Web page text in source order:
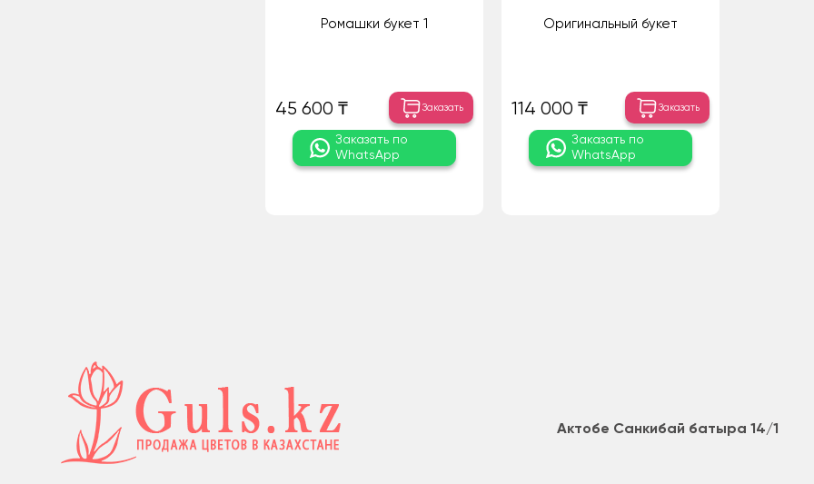
Ромашки букет 1
45 600 ₸ Заказать
Заказать по
WhatsApp
Оригинальный букет
114 000 ₸ Заказать
Заказать по
WhatsApp
Актобе Санкибай батыра 14/1